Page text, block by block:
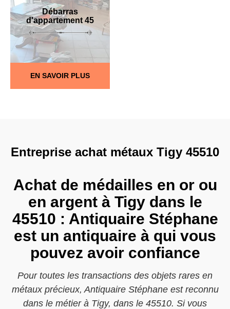
Débarras
d'appartement 45
EN SAVOIR PLUS
Entreprise achat métaux Tigy 45510
Achat de médailles en or ou
en argent à Tigy dans le
45510 : Antiquaire Stéphane
est un antiquaire à qui vous
pouvez avoir confiance
Pour toutes les transactions des objets rares en
métaux précieux, Antiquaire Stéphane est reconnu
dans le métier à Tigy, dans le 45510. Si vous